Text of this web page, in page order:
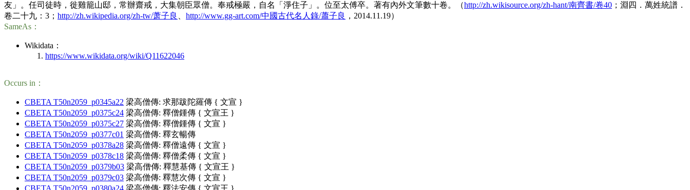
友」。任司徒時，徙雞籠山邸，常辦齋戒，大集朝臣眾僧。奉戒極嚴，自名「淨住子」。位至太傅卒。著有內外文筆數十卷。（http://zh.wikisource.org/zh-hant/南齊書/卷40 ；淵四．萬姓統譜．
卷二十九：3； http://zh.wikipedia.org/zh-tw/萧子良 http://www.gg-art.com/中國古代名人錄/蕭子良 ，2014.11.19）
SameAs：
Wikidata：
https://www.wikidata.org/wiki/Q11622046
Occurs in：
CBETA T50n2059_p0345a22 梁高僧傳: 求那跋陀羅傳 { 文宣 }
CBETA T50n2059_p0375c24 梁高僧傳: 釋僧鍾傳 { 文宣王 }
CBETA T50n2059_p0375c27 梁高僧傳: 釋僧鍾傳 { 文宣 }
CBETA T50n2059_p0377c01 梁高僧傳: 釋玄暢傳
CBETA T50n2059_p0378a28 梁高僧傳: 釋僧遠傳 { 文宣 }
CBETA T50n2059_p0378c18 梁高僧傳: 釋僧柔傳 { 文宣 }
CBETA T50n2059_p0379b03 梁高僧傳: 釋慧基傳 { 文宣王 }
CBETA T50n2059_p0379c03 梁高僧傳: 釋慧次傳 { 文宣 }
CBETA T50n2059_p0380a24 梁高僧傳: 釋法安傳 { 文宣王 }